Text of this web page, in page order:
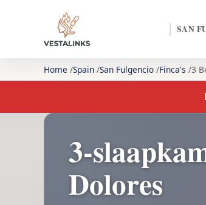
SAN
Home Spain San Fulgencio Finca's 3
3-
Dolores